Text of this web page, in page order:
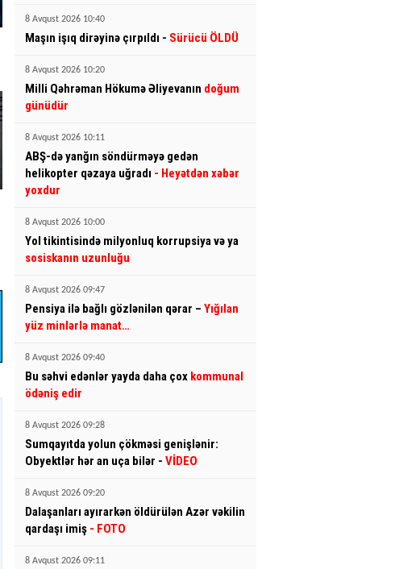
8 Avqust 2026 10:40
Maşın işıq dirəyinə çırpıldı - Sürücü ÖLDÜ
8 Avqust 2026 10:20
Milli Qəhrəman Hökumə Əliyevanın doğum
günüdür
8 Avqust 2026 10:11
ABŞ-də yanğın söndürməyə gedən
helikopter qəzaya uğradı - Heyətdən xəbər
yoxdur
8 Avqust 2026 10:00
Yol tikintisində milyonluq korrupsiya və ya
sosiskanın uzunluğu
8 Avqust 2026 09:47
Pensiya ilə bağlı gözlənilən qərar – Yığılan
yüz minlərlə manat…
8 Avqust 2026 09:40
Bu səhvi edənlər yayda daha çox kommunal
ödəniş edir
8 Avqust 2026 09:28
Sumqayıtda yolun çökməsi genişlənir:
Obyektlər hər an uça bilər - VİDEO
8 Avqust 2026 09:20
Dalaşanları ayırarkən öldürülən Azər vəkilin
qardaşı imiş - FOTO
8 Avqust 2026 09:11